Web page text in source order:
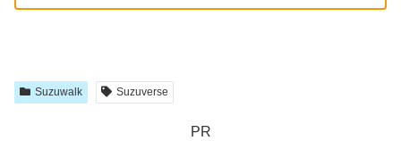
Suzuwalk Suzuverse
PR